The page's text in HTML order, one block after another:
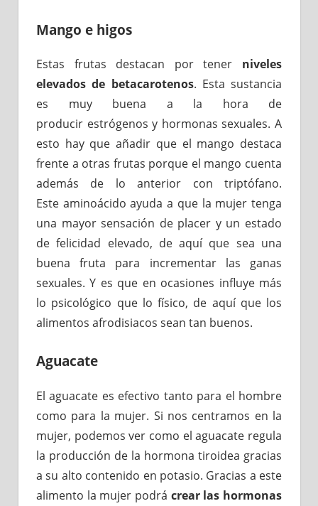
Mango e higos
Estas frutas destacan por tener niveles
elevados de betacarotenos. Esta sustancia
es muy buena a la hora de
producir estrógenos y hormonas sexuales. A
esto hay que añadir que el mango destaca
frente a otras frutas porque el mango cuenta
además de lo anterior con triptófano.
Este aminoácido ayuda a que la mujer tenga
una mayor sensación de placer y un estado
de felicidad elevado, de aquí que sea una
buena fruta para incrementar las ganas
sexuales. Y es que en ocasiones influye más
lo psicológico que lo físico, de aquí que los
alimentos afrodisiacos sean tan buenos.
Aguacate
El aguacate es efectivo tanto para el hombre
como para la mujer. Si nos centramos en la
mujer, podemos ver como el aguacate regula
la producción de la hormona tiroidea gracias
a su alto contenido en potasio. Gracias a este
alimento la mujer podrá crear las hormonas